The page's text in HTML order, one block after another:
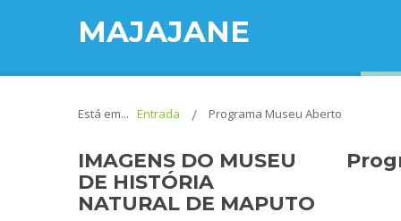
MAJAJANE
Está em... Entrada Programa Museu Aberto
IMAGENS DO MUSEU
DE HISTÓRIA
NATURAL DE MAPUTO